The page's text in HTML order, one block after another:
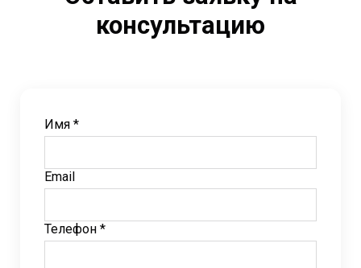
консультацию
Имя *
Email
Телефон *